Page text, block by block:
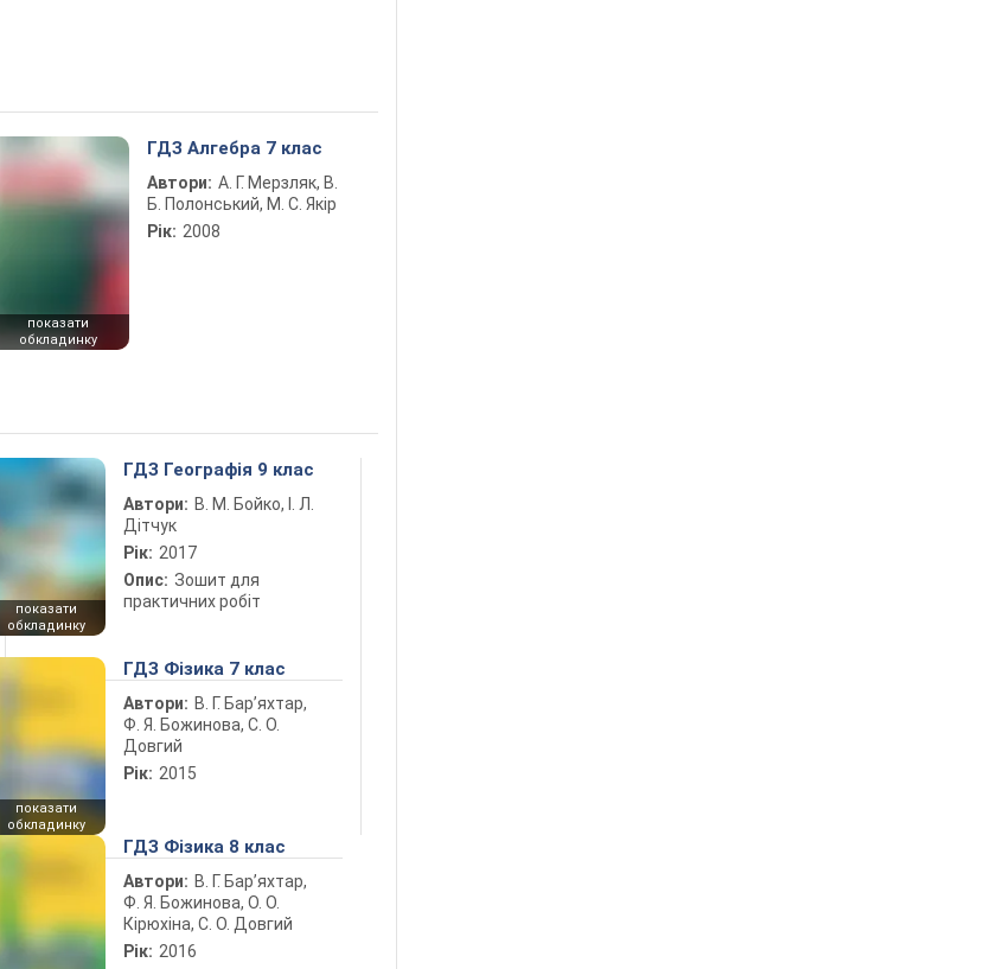
показати
обкладинку
ГДЗ Алгебра 7 клас
Автори: А. Г. Мерзляк, В.
Б. Полонський, М. С. Якір
Рік: 2008
показати
обкладинку
ГДЗ Географія 9 клас
Автори: В. М. Бойко, І. Л.
Дітчук
Рік: 2017
Опис: Зошит для
практичних робіт
показати
обкладинку
ГДЗ Фізика 7 клас
Автори: В. Г. Бар’яхтар,
Ф. Я. Божинова, С. О.
Довгий
Рік: 2015
ГДЗ Фізика 8 клас
Автори: В. Г. Бар’яхтар,
Ф. Я. Божинова, О. О.
Кірюхіна, С. О. Довгий
Рік: 2016